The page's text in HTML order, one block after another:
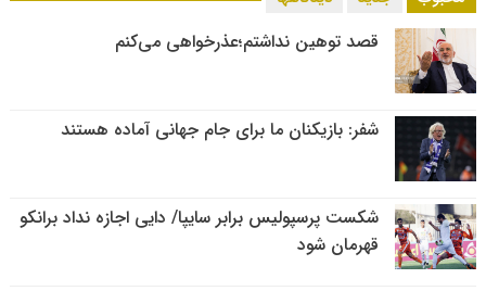
قصد توهین نداشتم؛عذرخواهی می‌کنم
شفر: بازیکنان ما برای جام جهانی آماده هستند
شکست پرسپولیس برابر سایپا/ دایی اجازه نداد برانکو
قهرمان شود